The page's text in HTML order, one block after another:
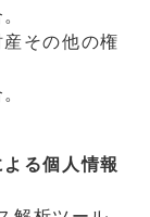
その他の権
る個人情報